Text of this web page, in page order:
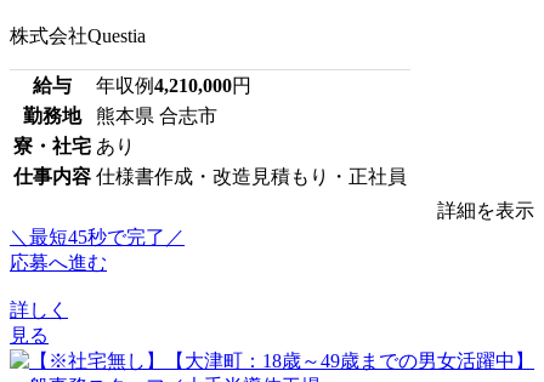
株式会社Questia
給与 年収例4,210,000円
勤務地
熊本県 合志市
寮・社宅 あり
仕事内容 仕様書作成・改造見積もり・正社員
詳細を表示
＼最短45秒で完了／
応募へ進む
詳しく
見る